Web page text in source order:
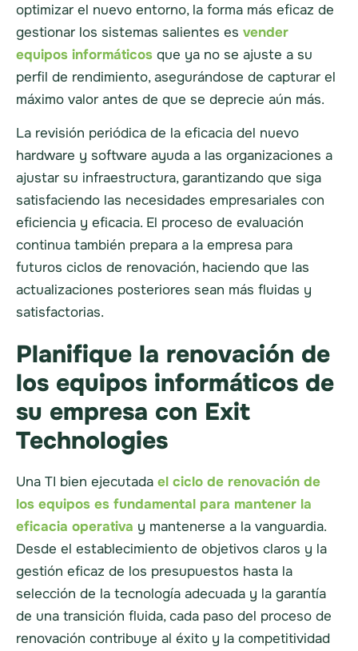
optimizar el nuevo entorno, la forma más eficaz de
gestionar los sistemas salientes es vender
equipos informáticos que ya no se ajuste a su
perfil de rendimiento, asegurándose de capturar el
máximo valor antes de que se deprecie aún más.
La revisión periódica de la eficacia del nuevo
hardware y software ayuda a las organizaciones a
ajustar su infraestructura, garantizando que siga
satisfaciendo las necesidades empresariales con
eficiencia y eficacia. El proceso de evaluación
continua también prepara a la empresa para
futuros ciclos de renovación, haciendo que las
actualizaciones posteriores sean más fluidas y
satisfactorias.
Planifique la renovación de
los equipos informáticos de
su empresa con Exit
Technologies
Una TI bien ejecutada el ciclo de renovación de
los equipos es fundamental para mantener la
eficacia operativa y mantenerse a la vanguardia.
Desde el establecimiento de objetivos claros y la
gestión eficaz de los presupuestos hasta la
selección de la tecnología adecuada y la garantía
de una transición fluida, cada paso del proceso de
renovación contribuye al éxito y la competitividad